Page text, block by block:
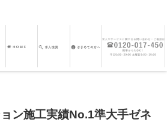
ン施工実績No.1準大手ゼネ